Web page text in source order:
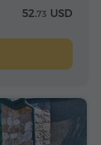
52.73 USD